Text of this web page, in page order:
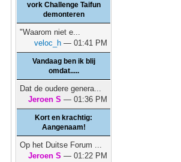
vork Challenge Taifun
demonteren
"Waarom niet e...
veloc_h — 01:41 PM
Vandaag ben ik blij
omdat.....
Dat de oudere genera...
Jeroen S — 01:36 PM
Kort en krachtig:
Aangenaam!
Op het Duitse Forum ...
Jeroen S — 01:22 PM